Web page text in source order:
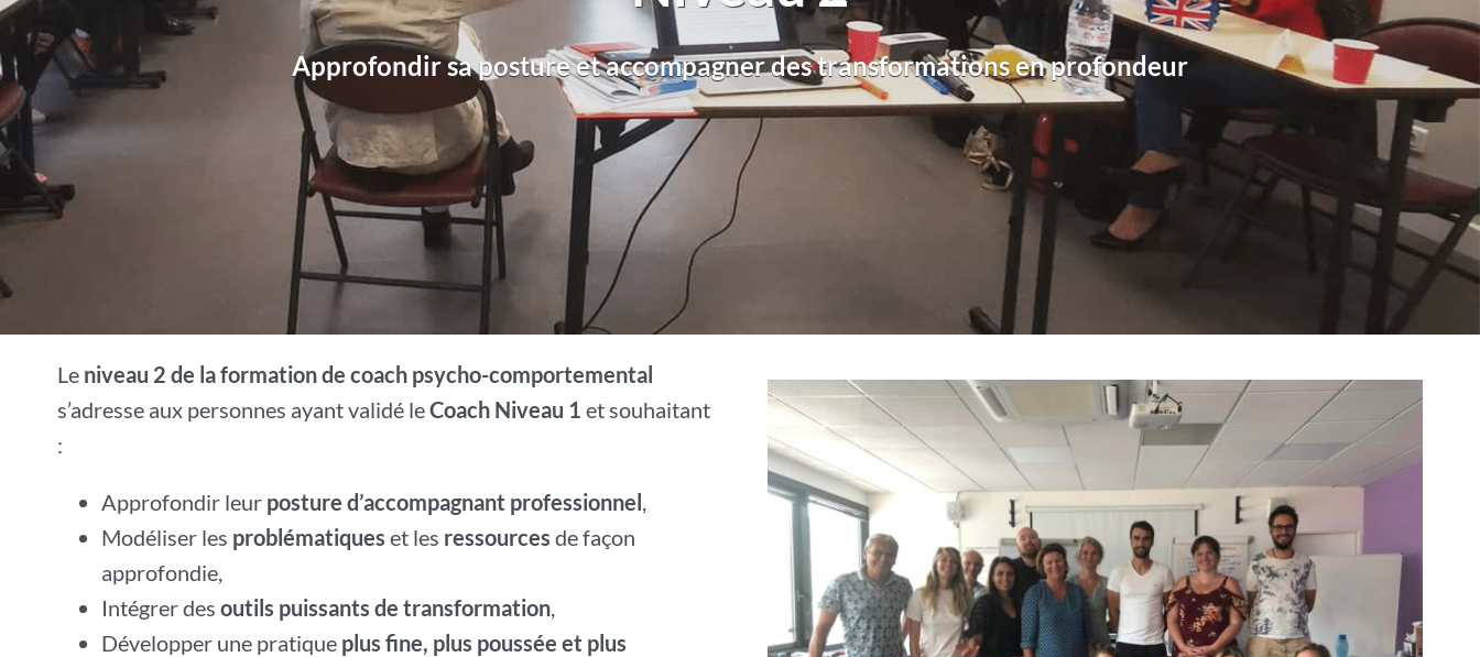
Approfondir sa posture et accompagner des transformations en profondeur
Le niveau 2 de la formation de coach psycho-comportemental
s’adresse aux personnes ayant validé leCoach Niveau 1 et souhaitant
:
Approfondir leur posture d’accompagnant professionnel,
Modéliser les problématiques et les ressources de façon
approfondie,
Intégrer des outils puissants de transformation,
Développer une pratique plus fine, plus poussée et plus